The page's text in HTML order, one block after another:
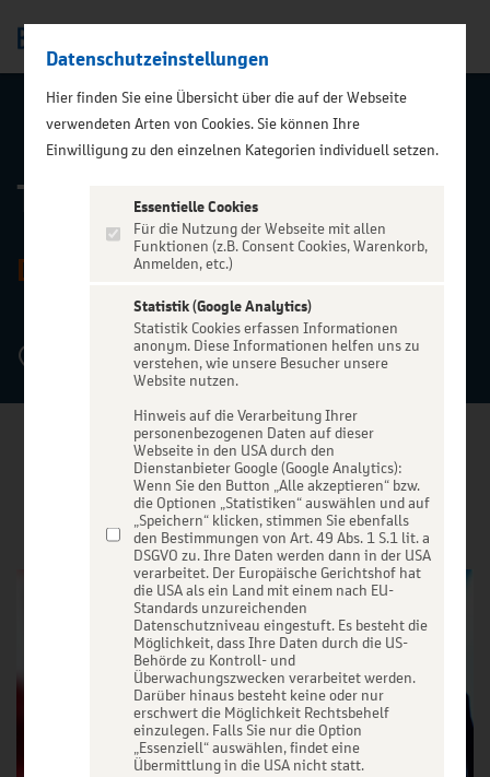
ZURÜCK ZUR STARTSEITE
Theater an der Kö
DÜSSELDORF
In den Schadow Arkaden, 40212 Düsseldorf
VERANSTALTUNGEN
Datenschutzeinstellungen
Hier finden Sie eine Übersicht über die auf der Webseite
verwendeten Arten von Cookies. Sie können Ihre
Einwilligung zu den einzelnen Kategorien individuell setzen.
Essentielle Cookies
Für die Nutzung der Webseite mit allen
Funktionen (z.B. Consent Cookies, Warenkorb,
Anmelden, etc.)
Statistik (Google Analytics)
Statistik Cookies erfassen Informationen
anonym. Diese Informationen helfen uns zu
verstehen, wie unsere Besucher unsere
Website nutzen.
Hinweis auf die Verarbeitung Ihrer
personenbezogenen Daten auf dieser
Webseite in den USA durch den
Dienstanbieter Google (Google Analytics):
Wenn Sie den Button „Alle akzeptieren“ bzw.
die Optionen „Statistiken“ auswählen und auf
„Speichern“ klicken, stimmen Sie ebenfalls
den Bestimmungen von Art. 49 Abs. 1 S.1 lit. a
DSGVO zu. Ihre Daten werden dann in der USA
verarbeitet. Der Europäische Gerichtshof hat
die USA als ein Land mit einem nach EU-
Standards unzureichenden
Datenschutzniveau eingestuft. Es besteht die
Möglichkeit, dass Ihre Daten durch die US-
Behörde zu Kontroll- und
Überwachungszwecken verarbeitet werden.
Darüber hinaus besteht keine oder nur
erschwert die Möglichkeit Rechtsbehelf
einzulegen. Falls Sie nur die Option
„Essenziell“ auswählen, findet eine
Übermittlung in die USA nicht statt.